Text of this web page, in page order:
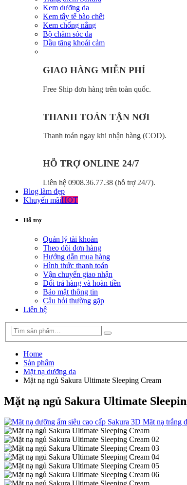
Kem dưỡng da
Kem tẩy tế bào chết
Kem chống nắng
Bộ chăm sóc da
Dầu tăng khoái cảm
GIAO HÀNG MIỄN PHÍ
Free Ship đơn hàng trên toàn quốc.
THANH TOÁN TẬN NƠI
Thanh toán ngay khi nhận hàng (COD).
HỖ TRỢ ONLINE 24/7
Liên hệ 0908.36.77.38 (hỗ trợ 24/7).
Blog làm đẹp
Khuyến mãiHOT
Hỗ trợ
Quản lý tài khoản
Theo dõi đơn hàng
Hướng dẫn mua hàng
Hình thức thanh toán
Vận chuyển giao nhận
Đổi trả hàng và hoàn tiền
Bảo mật thông tin
Câu hỏi thường gặp
Liên hệ
Home
Sản phẩm
Mặt nạ dưỡng da
Mặt nạ ngủ Sakura Ultimate Sleeping Cream
Mặt nạ ngủ Sakura Ultimate
Mặt nạ trắng